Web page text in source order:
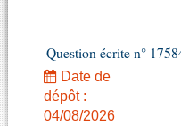
Question écrite n°
Date de
dépôt :
04/08/2026